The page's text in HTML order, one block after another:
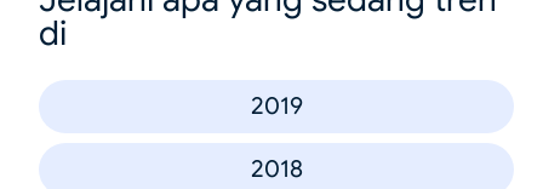
di
2019
2018